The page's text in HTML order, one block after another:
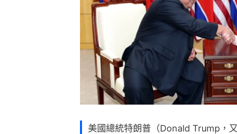
美國總統特朗普（Donald Trump，